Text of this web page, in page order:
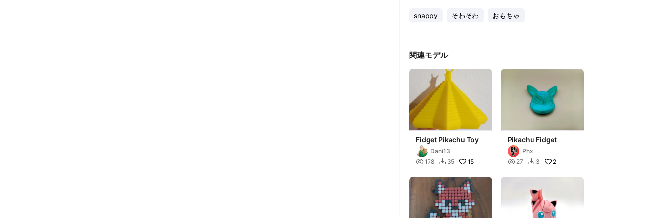
snappy そわそわ おもちゃ
関連モデル
Fidget Pikachu Toy
Dani13
 178  35 15
Pikachu Fidget
Phx
 27  3 2